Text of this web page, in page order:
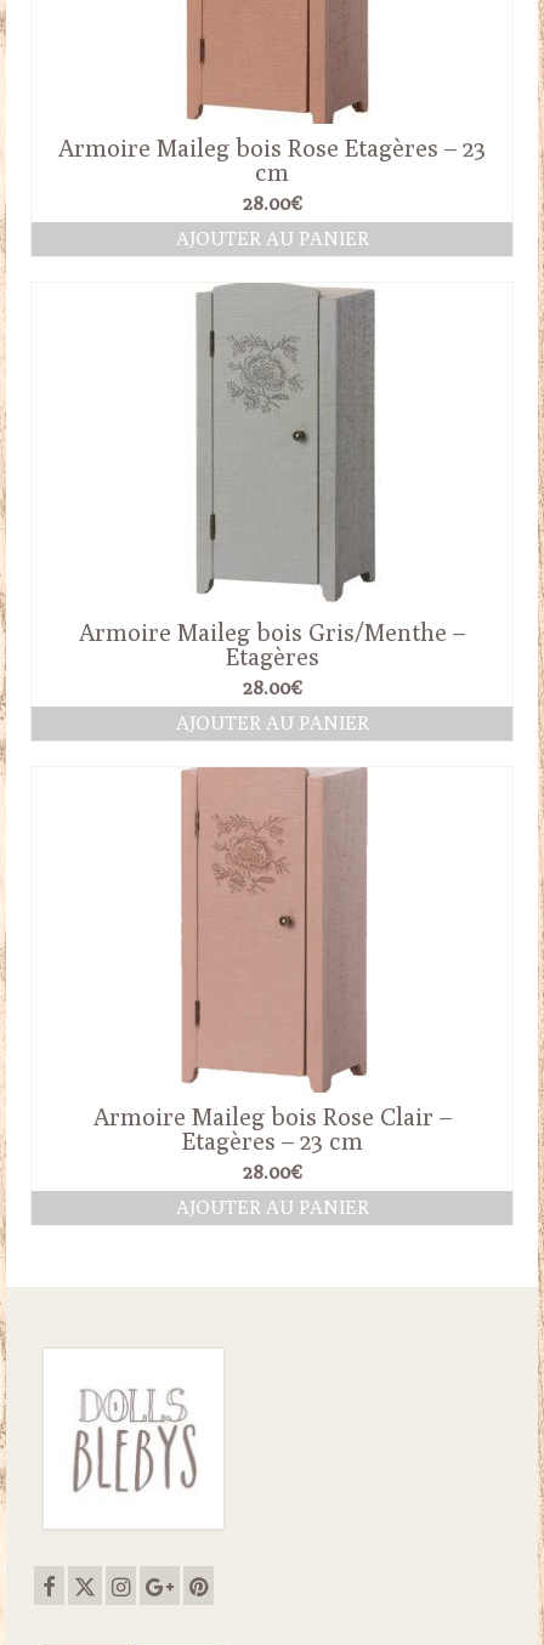
Armoire Maileg bois Rose Etagères – 23
cm
28.00€
AJOUTER AU PANIER
Armoire Maileg bois Gris/Menthe –
Etagères
28.00€
AJOUTER AU PANIER
Armoire Maileg bois Rose Clair –
Etagères – 23 cm
28.00€
AJOUTER AU PANIER